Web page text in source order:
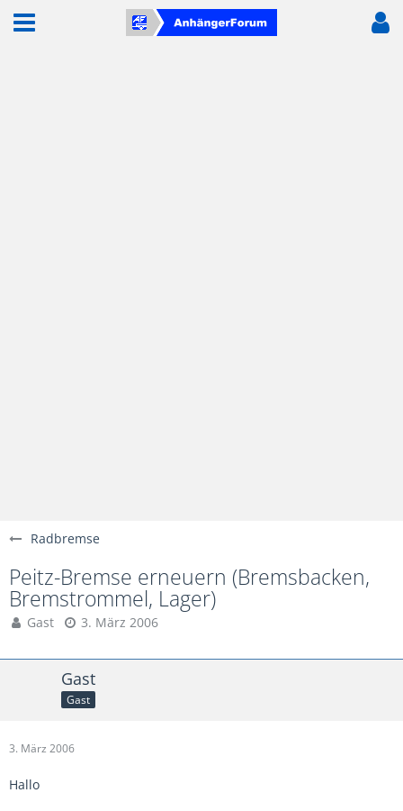
Radbremse
Peitz-Bremse erneuern (Bremsbacken,
Bremstrommel, Lager)
Gast 3. März 2006
Gast
Gast
3. März 2006
Hallo